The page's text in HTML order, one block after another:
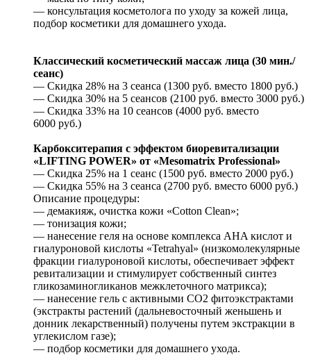
— консультация косметолога по уходу за кожей лица,
подбор косметики для домашнего ухода.
Классический косметический массаж лица (30 мин./
сеанс)
— Скидка 28% на 3 сеанса (1300 руб. вместо 1800 руб.)
— Скидка 30% на 5 сеансов (2100 руб. вместо 3000 руб.)
— Скидка 33% на 10 сеансов (4000 руб. вместо
6000 руб.)
Карбокситерапия с эффектом биоревитализации
«LIFTING POWER» от «Mesomatrix Professional»
— Скидка 25% на 1 сеанс (1500 руб. вместо 2000 руб.)
— Скидка 55% на 3 сеанса (2700 руб. вместо 6000 руб.)
Описание процедуры:
— демакияж, очистка кожи «Cotton Clean»;
— тонизация кожи;
— нанесение геля на основе комплекса AHA кислот и
гиалуроновой кислоты «Tetrahyal» (низкомолекулярные
фракции гиалуроновой кислоты, обеспечивает эффект
ревитализации и стимулирует собственный синтез
гликозаминогликанов межклеточного матрикса);
— нанесение гель с активными СО2 фитоэкстрактами
(экстракты растений (дальневосточный женьшень и
донник лекарственный) получены путем экстракции в
углекислом газе);
— подбор косметики для домашнего ухода.